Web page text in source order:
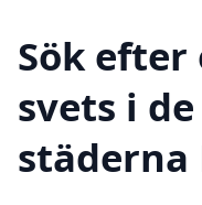
Sök
svets i
städerna